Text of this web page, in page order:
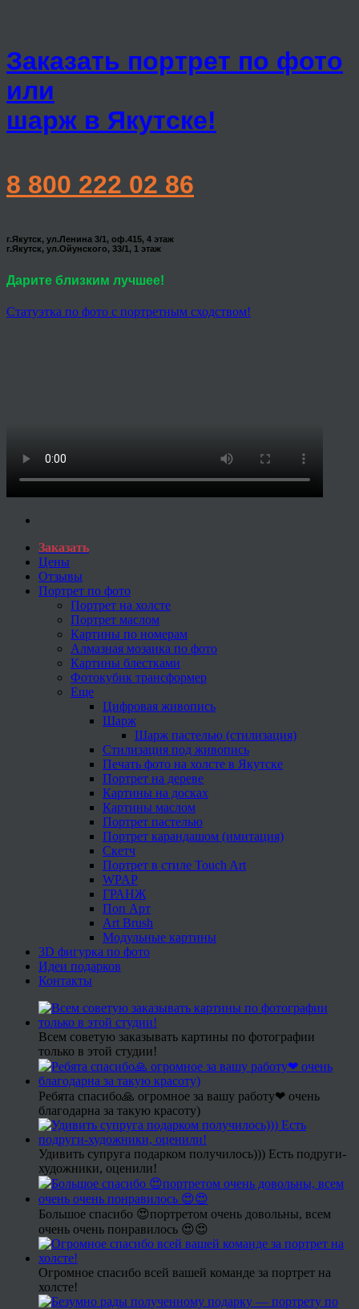
Заказать портрет по фото
или
шарж в Якутске!
8 800 222 02 86
г.Якутск, ул.Ленина 3/1, оф.415, 4 этаж
г.Якутск, ул.Ойунского, 33/1, 1 этаж
Дарите близким лучшее!
Статуэтка по фото с портретным сходством!
Заказать
Цены
Отзывы
Портрет по фото
Портрет на холсте
Портрет маслом
Картины по номерам
Алмазная мозаика по фото
Картины блестками
Фотокубик трансформер
Еще
Цифровая живопись
Шарж
Шарж пастелью (стилизация)
Стилизация под живопись
Печать фото на холсте в Якутске
Портрет на дереве
Картины на досках
Картины маслом
Портрет пастелью
Портрет карандашом (имитация)
Скетч
Портрет в стиле Touch Art
WPAP
ГРАНЖ
Поп Арт
Art Brush
Модульные картины
3D фигурка по фото
Идеи подарков
Контакты
Всем советую заказывать картины по фотографии
только в этой студии!
Ребята спасибо🙏 огромное за вашу работу❤ очень
благодарна за такую красоту)
Удивить супруга подарком получилось))) Есть подруги-
художники, оценили!
Большое спасибо 😍портретом очень довольны, всем
очень очень понравилось 😍😍
Огромное спасибо всей вашей команде за портрет на
холсте!